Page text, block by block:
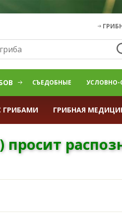
СЪЕДОБНЫЕ УСЛОВНО-
ГРИБАМИ ГРИБНАЯ
просит